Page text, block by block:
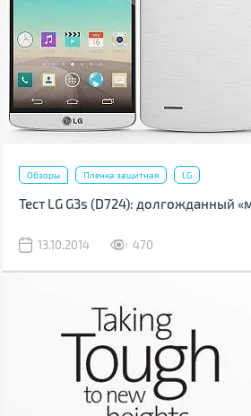
Обзоры Пленка защитная LG
Тест LG G3s (D724): долгожданный
13.10.2014 470